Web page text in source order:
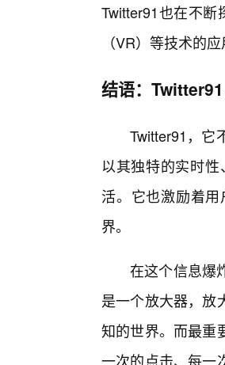
Twitter91也在不
（VR）等技术的
结语：
Twitter91，它
以其独特的实时
活。它也激励着
界。
在这个信息爆
是一个放大器，放
知的世界。而最重
一次的点击、每一